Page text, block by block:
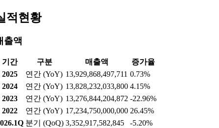
적현황
출액
기간 구분 매출액
증가율
2025
연간 (YoY) 13,929,868,497,711 0.73%
2024
연간 (YoY) 13,828,232,033,800 4.15%
2023
연간 (YoY) 13,276,844,204,872 -22.96%
2022
연간 (YoY) 17,234,750,000,000 26.45%
분기 (QoQ) 3,352,917,582,845
-5.20%